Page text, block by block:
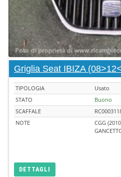
Griglia Seat IBIZA
TIPOLOGIA
Usato
STATO
Buono
SCAFFALE
NOTE
CGG
DETTAGLI